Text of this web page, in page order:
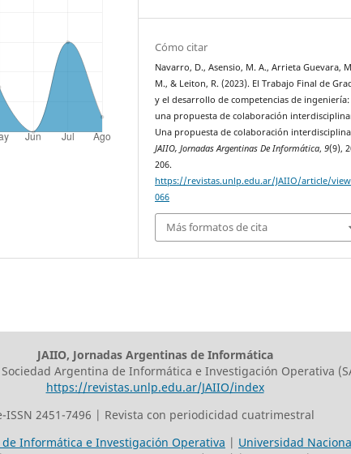
Cómo citar
Navarro, D., Asensio, M. A., Arrieta Guevara,
M., & Leiton, R. (2023). El Trabajo Final de
y el desarrollo de competencias de ingeniería:
una propuesta de colaboración
Una propuesta de colaboración
JAIIO, Jornadas Argentinas De Informática, 9(9),
206.
https://revistas.unlp.edu.ar/JAIIO/article/
066
Más formatos de cita
JAIIO, Jornadas Argentinas de Informática
Argentina de Informática e Investigación Operativa
https://revistas.unlp.edu.ar/JAIIO/index
ISSN 2451-7496 | Revista con periodicidad cuatrimestral
Informática e Investigación Operativa | Universidad